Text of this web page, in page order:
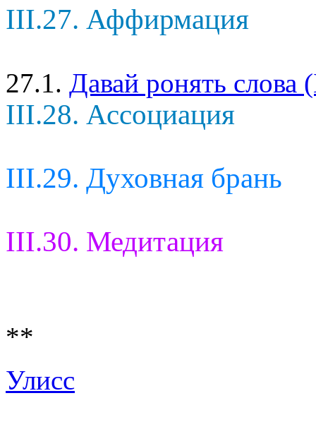
III.27. Аффирмация
27.1. Давай ронять слова
III.28. Ассоциация
III.29. Духовная брань
III.30. Медитация
**
Улисс